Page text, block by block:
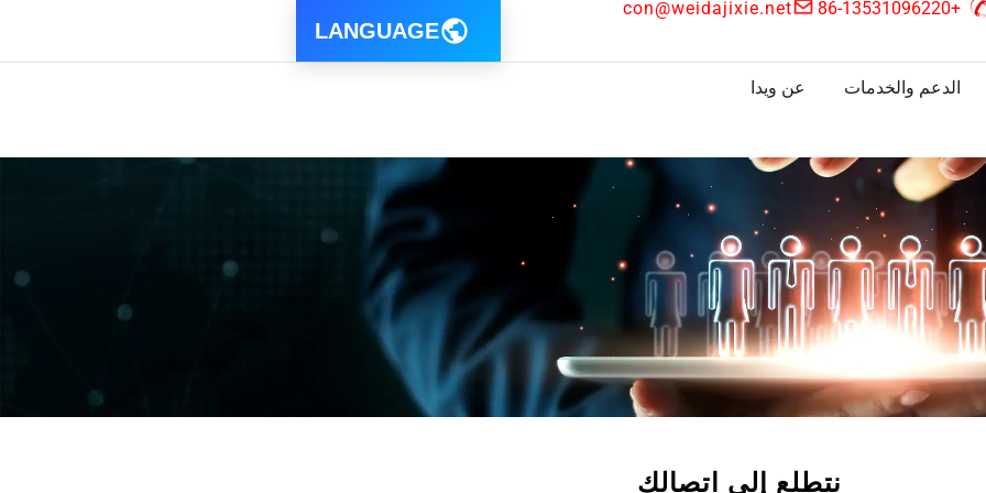
+86-13531096220
con@weidajixie.net
LANGUAGE
الدعم والخدمات عن ويدا
نتطلع إلى اتصالك